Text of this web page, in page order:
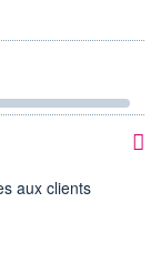
aux clients